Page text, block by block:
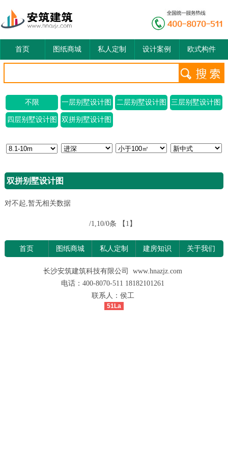
首页 图纸商城 私人定制 设计案例 欧式构件
不限 一层别墅设计图 二层别墅设计图 三层别墅设计图
四层别墅设计图 双拼别墅设计图
双拼别墅设计图
对不起,暂无相关数据
/1,10/0条 【1】
首页 图纸商城 私人定制 建房知识 关于我们
长沙安筑建筑科技有限公司 www.hnazjz.com
电话：400-8070-511 18182101261
联系人：侯工
51La